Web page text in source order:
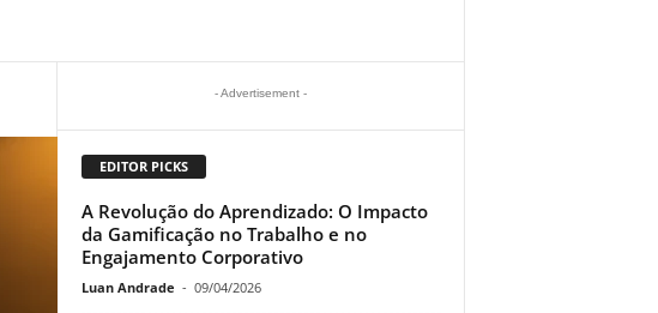
- Advertisement -
EDITOR PICKS
A Revolução do Aprendizado: O Impacto
da Gamificação no Trabalho e no
Engajamento Corporativo
Luan Andrade - 09/04/2026